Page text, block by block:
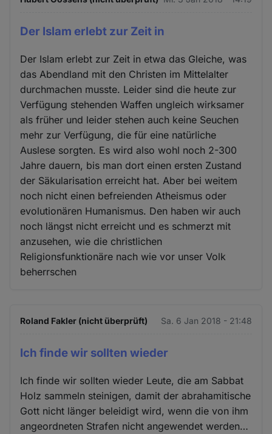
Der Islam erlebt zur Zeit in
Der Islam erlebt zur Zeit in etwa das Gleiche, was
das Abendland mit den Christen im Mittelalter
durchmachen musste. Leider sind die heute zur
Verfügung stehenden Waffen ungleich wirksamer
als früher und leider stehen auch keine Seuchen
mehr zur Verfügung, die für eine natürliche
Auslese sorgten. Es wird also wohl noch 2-300
Jahre dauern, bis man dort einen ersten Zustand
der Säkularisation erreicht hat. Aber bei weitem
noch nicht einen befreienden Atheismus oder
evolutionären Humanismus. Den haben wir auch
noch längst nicht erreicht und es schmerzt mit
anzusehen, wie die christlichen
Religionsfunktionäre nach wie vor unser Volk
beherrschen
Roland Fakler (nicht überprüft) Sa. 6 Jan 2018 - 21:48
Ich finde wir sollten wieder
Ich finde wir sollten wieder Leute, die am Sabbat
Holz sammeln steinigen, damit der abrahamitische
Gott nicht länger beleidigt wird, wenn die von ihm
angeordneten Strafen nicht angewendet werden…